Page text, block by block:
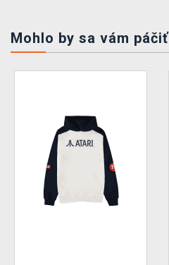
Mohlo by sa vám páčiť